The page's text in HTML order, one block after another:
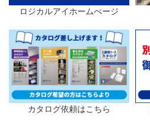
ロジカルアイホームぺージ
カタログ依頼はこちら